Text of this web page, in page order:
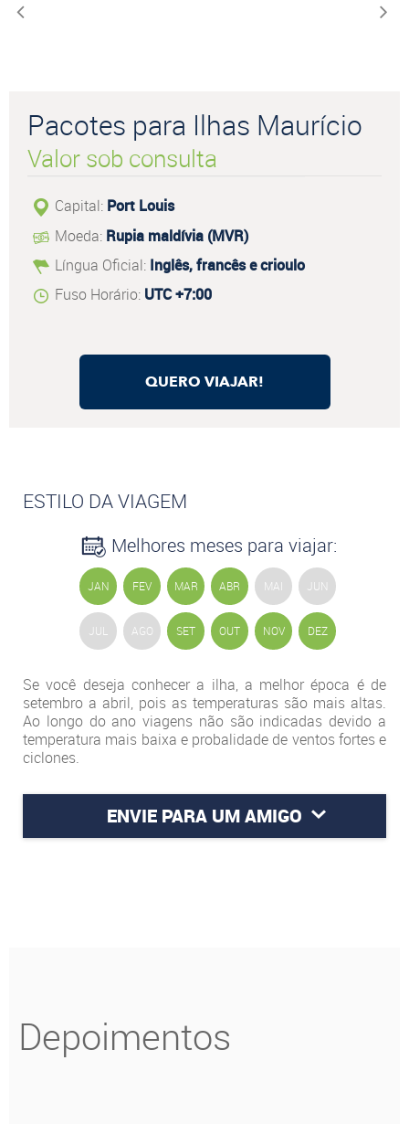
Pacotes para Ilhas Maurício
Valor sob consulta
Capital: Port Louis
Moeda: Rupia maldívia (MVR)
Língua Oficial: Inglês, francês e crioulo
Fuso Horário: UTC +7:00
QUERO VIAJAR!
ESTILO DA VIAGEM
Melhores meses para viajar:
JAN FEV MAR ABR MAI JUN
JUL AGO SET OUT NOV DEZ
Se você deseja conhecer a ilha, a melhor época é de
setembro a abril, pois as temperaturas são mais altas.
Ao longo do ano viagens não são indicadas devido a
temperatura mais baixa e probalidade de ventos fortes e
ciclones.
ENVIE PARA UM AMIGO
Depoimentos